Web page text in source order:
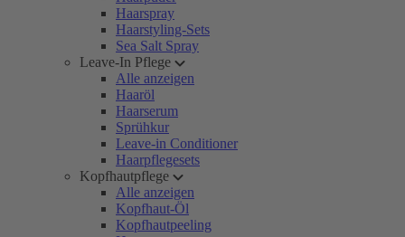
Haarspray
Haarstyling-Sets
Sea Salt Spray
Leave-In Pflege
Alle anzeigen
Haaröl
Haarserum
Sprühkur
Leave-in Conditioner
Haarpflegesets
Kopfhautpflege
Alle anzeigen
Kopfhaut-Öl
Kopfhautpeeling